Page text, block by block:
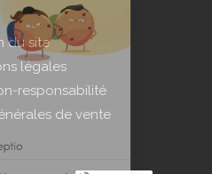
du site
légales
responsabilité
de vente
du
site.
par